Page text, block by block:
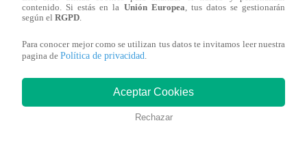
como nuevo fichaje para el Torneo
También te puede
contenido. Si estás en la Unión Europea, tus datos se gestionarán
según el RGPD.
Para conocer mejor como se utilizan tus datos te invitamos leer nuestra
pagina de Política de privacidad.
Aceptar Cookies
Rechazar